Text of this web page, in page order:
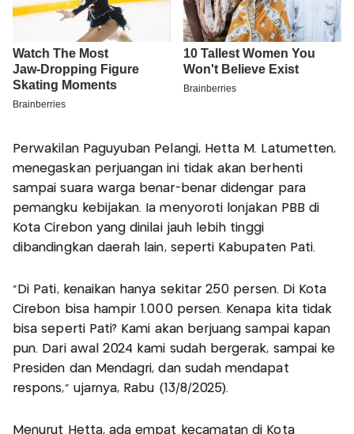
Perwakilan Paguyuban Pelangi, Hetta M. Latumetten,
menegaskan perjuangan ini tidak akan berhenti
sampai suara warga benar-benar didengar para
pemangku kebijakan. Ia menyoroti lonjakan PBB di
Kota Cirebon yang dinilai jauh lebih tinggi
dibandingkan daerah lain, seperti Kabupaten Pati.
“Di Pati, kenaikan hanya sekitar 250 persen. Di Kota
Cirebon bisa hampir 1.000 persen. Kenapa kita tidak
bisa seperti Pati? Kami akan berjuang sampai kapan
pun. Dari awal 2024 kami sudah bergerak, sampai ke
Presiden dan Mendagri, dan sudah mendapat
respons,” ujarnya, Rabu (13/8/2025).
Menurut Hetta, ada empat kecamatan di Kota